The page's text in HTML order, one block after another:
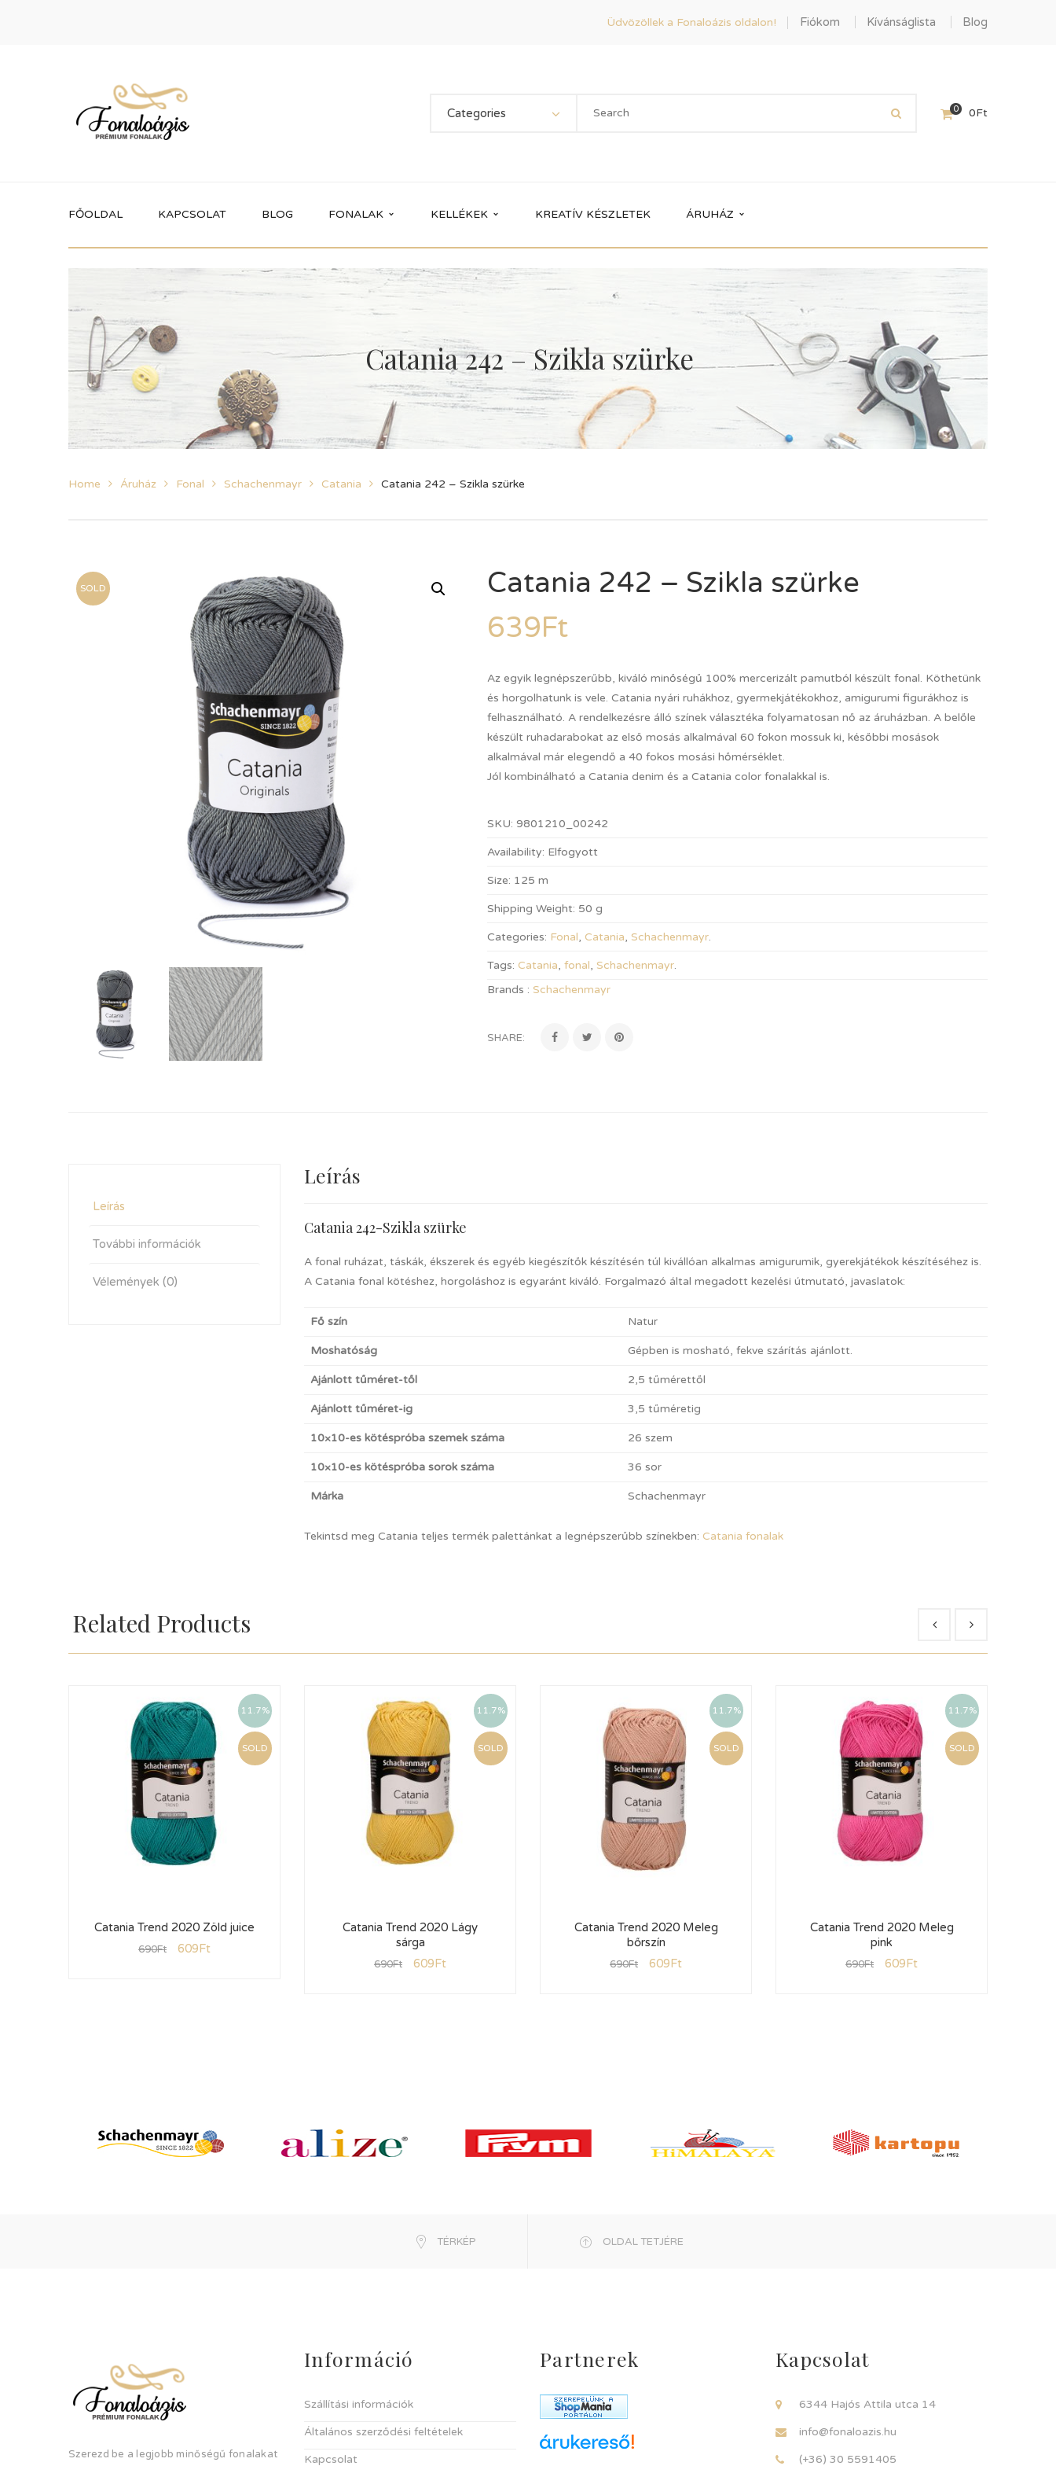
Üdvözöllek a Fonaloázis oldalon! Fiókom Kívánságlista Blog
Categories 0 0Ft
FŐOLDAL KAPCSOLAT BLOG FONALAK KELLÉKEK KREATÍV KÉSZLETEK ÁRUHÁZ
Itt megtalálhatod a fonaloázis által
forgalmazott összes terméket
Catania 242 – Szikla szürke
Home Áruház Fonal Schachenmayr Catania Catania 242 – Szikla szürke
SOLD
Catania 242 – Szikla szürke
639Ft
Az egyik legnépszerűbb, kiváló minőségű 100% mercerizált pamutból készült fonal. Köthetünk
és horgolhatunk is vele. Catania nyári ruhákhoz, gyermekjátékokhoz, amigurumi figurákhoz is
felhasználható. A rendelkezésre álló színek választéka folyamatosan nő az áruházban. A belőle
készült ruhadarabokat az első mosás alkalmával 60 fokon mossuk ki, későbbi mosások
alkalmával már elegendő a 40 fokos mosási hőmérséklet.
Jól kombinálható a Catania denim és a Catania color fonalakkal is.
SKU: 9801210_00242
Availability: Elfogyott
Size: 125 m
Shipping Weight: 50 g
Categories: Fonal,Catania, Schachenmayr.
Tags: Catania,fonal, Schachenmayr.
Brands : Schachenmayr
SHARE:
Leírás
További információk
Vélemények (0)
Leírás
Catania 242-Szikla szürke
A fonal ruházat, táskák, ékszerek és egyéb kiegészítők készítésén túl kivállóan alkalmas amigurumik, gyerekjátékok készítéséhez is.
A Catania fonal kötéshez, horgoláshoz is egyaránt kiváló. Forgalmazó által megadott kezelési útmutató, javaslatok:
Fő szín Natur
Moshatóság Gépben is mosható, fekve szárítás ajánlott.
Ajánlott tűméret-től 2,5 tűmérettől
Ajánlott tűméret-ig 3,5 tűméretig
10×10-es kötéspróba szemek száma 26 szem
10×10-es kötéspróba sorok száma 36 sor
Márka Schachenmayr
Tekintsd meg Catania teljes termék palettánkat a legnépszerűbb színekben: Catania fonalak
Related Products
11.7%
SOLD
Catania Trend 2020 Zöld juice
690Ft 609Ft
11.7%
SOLD
Catania Trend 2020 Lágy
sárga
690Ft 609Ft
11.7%
SOLD
Catania Trend 2020 Meleg
bőrszín
690Ft 609Ft
11.7%
SOLD
Catania Trend 2020 Meleg
pink
690Ft 609Ft
TÉRKÉP OLDAL TETJÉRE
Szerezd be a legjobb minőségű fonalakat
Információ
Szállítási információk
Általános szerződési feltételek
Kapcsolat
Partnerek Kapcsolat
6344 Hajós Attila utca 14
info@fonaloazis.hu
(+36) 30 5591405